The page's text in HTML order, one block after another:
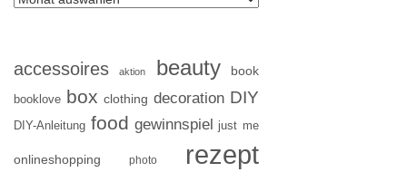
accessoires aktion beauty book
booklove box clothing decoration DIY
DIY-Anleitung food gewinnspiel just me
onlineshopping photo rezept